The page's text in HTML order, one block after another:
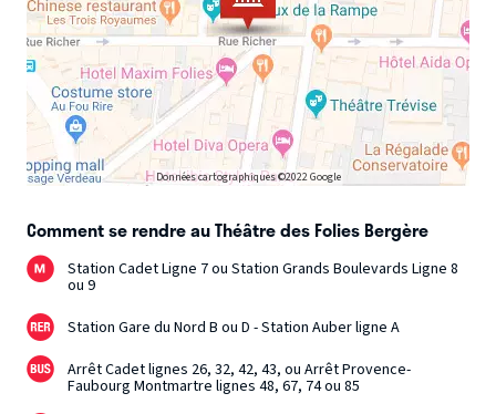
Données cartographiques ©2022 Google
Comment se rendre au Théâtre des Folies Bergère
Station Cadet Ligne 7 ou Station Grands Boulevards Ligne 8
ou 9
Station Gare du Nord B ou D - Station Auber ligne A
Arrêt Cadet lignes 26, 32, 42, 43, ou Arrêt Provence-
Faubourg Montmartre lignes 48, 67, 74 ou 85